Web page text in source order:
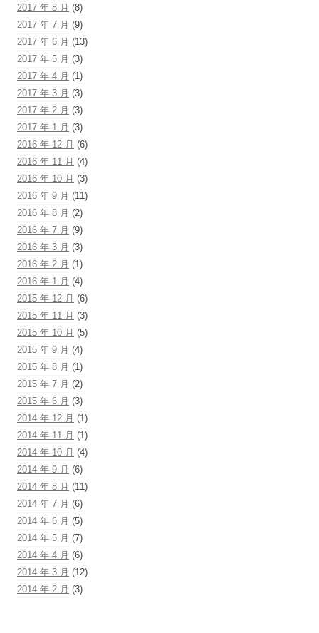
2017 年 8 月 (8)
2017 年 7 月 (9)
2017 年 6 月 (13)
2017 年 5 月 (3)
2017 年 4 月 (1)
2017 年 3 月 (3)
2017 年 2 月 (3)
2017 年 1 月 (3)
2016 年 12 月 (6)
2016 年 11 月 (4)
2016 年 10 月 (3)
2016 年 9 月 (11)
2016 年 8 月 (2)
2016 年 7 月 (9)
2016 年 3 月 (3)
2016 年 2 月 (1)
2016 年 1 月 (4)
2015 年 12 月 (6)
2015 年 11 月 (3)
2015 年 10 月 (5)
2015 年 9 月 (4)
2015 年 8 月 (1)
2015 年 7 月 (2)
2015 年 6 月 (3)
2014 年 12 月 (1)
2014 年 11 月 (1)
2014 年 10 月 (4)
2014 年 9 月 (6)
2014 年 8 月 (11)
2014 年 7 月 (6)
2014 年 6 月 (5)
2014 年 5 月 (7)
2014 年 4 月 (6)
2014 年 3 月 (12)
2014 年 2 月 (3)